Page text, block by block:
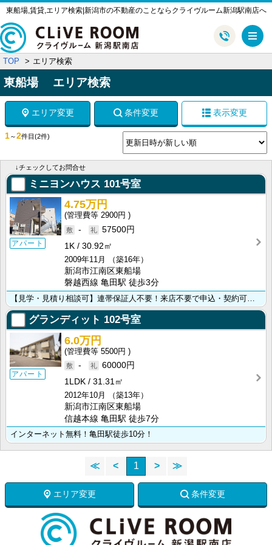
東船場,賃貸,エリア検索|新潟市の不動産のことならクライヴルーム新潟駅南店へ
TOP エリア検索
東船場 エリア検索
エリア変更 条件変更 表示変更
1～2件目 (2件)
↓チェックしてお問合せ
ミニヨンハウス 101号室
アパート
4.75万円
2900円
-
57500円
1K
30.92㎡
2009年11月
（築16年）
新潟市江南区東船場
磐越西線 亀田駅 徒歩3分
【見学・見積り相談可】連帯保証人不要！来店不要で申込・契約可能！
グランディット 102号室
アパート
6.0万円
5500円
-
60000円
1LDK
31.31㎡
2012年10月
（築13年）
新潟市江南区東船場
信越本線 亀田駅 徒歩7分
インターネット無料！亀田駅徒歩10分！
≪ < 1 > ≫
エリア変更 条件変更